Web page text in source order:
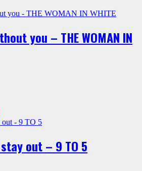
you – THE WOMAN IN
out – 9 TO 5